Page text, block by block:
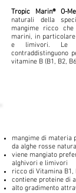
Tropic Marin® O-
naturali della
mangime ricco
marini, in
e limivori. Le
contraddistinguono
vitamine B (B1, B2,
mangime di materia
da alghe rosse
viene mangiato
alghivori e limivori
ricco di Vitamina B1,
contiene proteine di
alto gradimento